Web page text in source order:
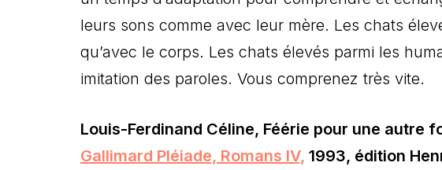
leurs sons comme avec leur mère. Les chats
qu’avec le corps. Les chats élevés parmi les
imitation des paroles. Vous comprenez très vite.
Louis-Ferdinand Céline, Féérie pour une autre
Gallimard Pléiade, Romans IV, 1993, édition